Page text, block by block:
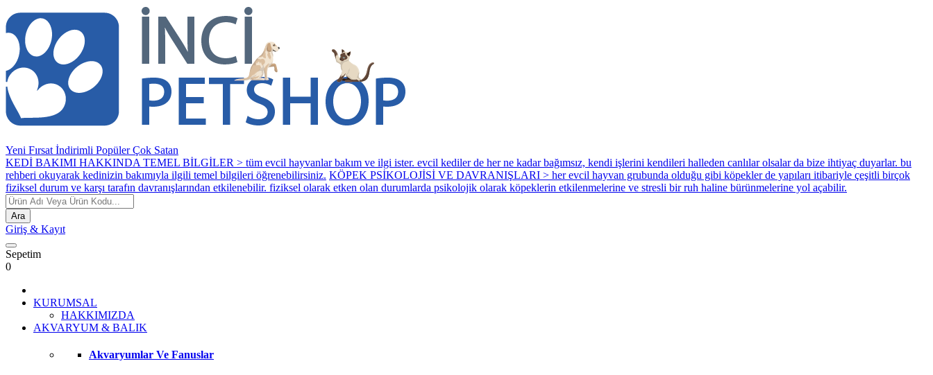
Yeni Fırsat İndirimli PopülerÇok Satan
KEDİ BAKIMI HAKKINDA TEMEL BİLGİLER > tüm evcil hayvanlar bakım ve ilgi ister. evcil kediler de her ne kadar bağımsız, kendi işlerini kendileri halleden canlılar olsalar da bize ihtiyaç duyarlar. bu
rehberi okuyarak kedinizin bakımıyla ilgili temel bilgileri öğrenebilirsiniz. KÖPEK PSİKOLOJİSİ VE DAVRANIŞLARI > her evcil hayvan grubunda olduğu gibi köpekler de yapıları itibariyle çeşitli birçok
fiziksel durum ve karşı tarafın davranışlarından etkilenebilir. fiziksel olarak etken olan durumlarda psikolojik olarak köpeklerin etkilenmelerine ve stresli bir ruh haline bürünmelerine yol açabilir.
Ara
Giriş & Kayıt
Sepetim
0
KURUMSAL
HAKKIMIZDA
AKVARYUM & BALIK
Akvaryumlar Ve Fanuslar